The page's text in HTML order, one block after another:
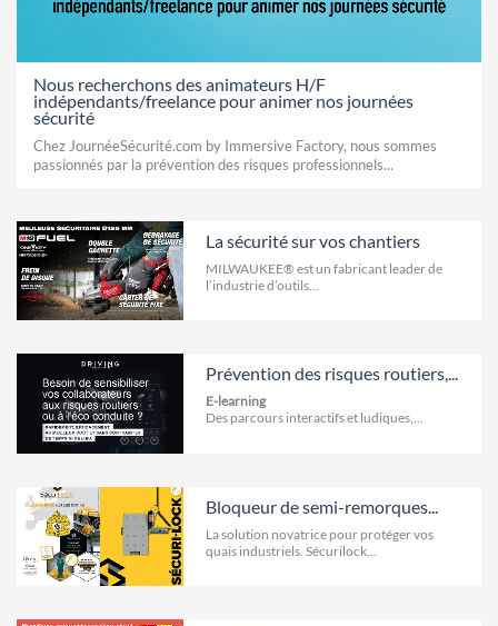
Nous recherchons des animateurs H/F
indépendants/freelance pour animer nos journées
sécurité
Chez JournéeSécurité.com by Immersive Factory, nous sommes
passionnés par la prévention des risques professionnels...
La sécurité sur vos chantiers
MILWAUKEE® est un fabricant leader de
l’industrie d’outils...
Prévention des risques routiers,...
E-learning
Des parcours interactifs et ludiques,...
Bloqueur de semi-remorques...
La solution novatrice pour protéger vos
quais industriels. Sécurilock...